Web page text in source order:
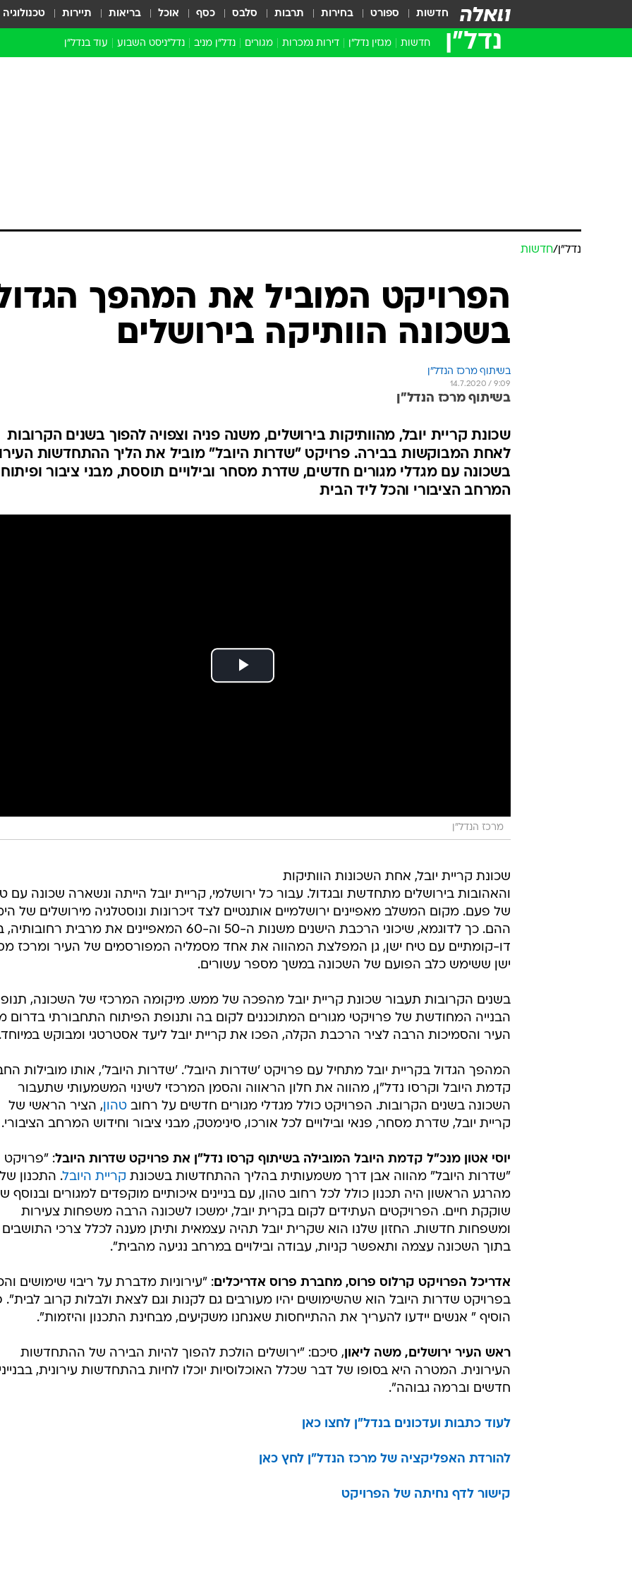
חדשות ספורט בחירות תרבות סלבס כסף אוכל בריאות תיירות טכנולוגיה
נדל״ן חדשות מגזין נדל"ן דירות נמכרות מגורים נדל"ן מניב נדל"ניסט השבוע עוד בנדל״ן
נדל״ן /חדשות
הפרויקט המוביל את המהפך
בשכונה הוותיקה בירושלים
בשיתוף מרכז הנדל"ן
14.7.2020 / 9:09
בשיתוף מרכז הנדל"ן
שכונת קריית יובל, מהוותיקות בירושלים, משנה פניה וצפויה להפוך בשנים הקרובות
לאחת המבוקשות בבירה. פרויקט "שדרות היובל" מוביל את הליך ההתחדשות
בשכונה עם מגדלי מגורים חדשים, שדרת מסחר ובילויים תוססת, מבני ציבור ופיתוח
המרחב הציבורי והכל ליד הבית
מרכז הנדל"ן
שכונת קריית יובל, אחת השכונות הוותיקות
והאהובות בירושלים מתחדשת ובגדול. עבור כל ירושלמי, קריית יובל הייתה ונשארה שכונה עם
של פעם. מקום המשלב מאפיינים ירושלמיים אותנטיים לצד זיכרונות ונוסטלגיה מירושלים של
ההם. כך לדוגמא, שיכוני הרכבת הישנים משנות ה-50 וה-60 המאפיינים את מרבית
דו-קומתיים עם טיח ישן, גן המפלצת המהווה את אחד מסמליה המפורסמים של העיר ומרכז
ישן ששימש כלב הפועם של השכונה במשך מספר עשורים.
בשנים הקרובות תעבור שכונת קריית יובל מהפכה של ממש. מיקומה המרכזי של השכונה,
הבנייה המחודשת של פרויקטי מגורים המתוכננים לקום בה ותנופת הפיתוח התחבורתי בדרום
העיר והסמיכות הרבה לציר הרכבת הקלה, הפכו את קריית יובל ליעד אסטרטגי ומבוקש
המהפך הגדול בקריית יובל מתחיל עם פרויקט 'שדרות היובל'. 'שדרות היובל', אותו מובילות
קדמת היובל וקרסו נדל"ן, מהווה את חלון הראווה והסמן המרכזי לשינוי המשמעותי שתעבור
השכונה בשנים הקרובות. הפרויקט כולל מגדלי מגורים חדשים על רחוב טהון, הציר הראשי של
קריית יובל, שדרת מסחר, פנאי ובילויים לכל אורכו, סינימטק, מבני ציבור וחידוש המרחב הציבורי.
יוסי אטון מנכ"ל קדמת היובל המובילה בשיתוף קרסו נדל"ן את פרויקט שדרות היובל: "פרויקט
"שדרות היובל" מהווה אבן דרך משמעותית בהליך ההתחדשות בשכונת קריית היובל. התכנון
מהרגע הראשון היה תכנון כולל לכל רחוב טהון, עם בניינים איכותיים מוקפדים למגורים ובנוסף
שוקקת חיים. הפרויקטים העתידים לקום בקרית יובל, ימשכו לשכונה הרבה משפחות צעירות
ומשפחות חדשות. החזון שלנו הוא שקרית יובל תהיה עצמאית ותיתן מענה לכלל צרכי התושבים
בתוך השכונה עצמה ותאפשר קניות, עבודה ובילויים במרחב נגיעה מהבית".
אדריכל הפרויקט קרלוס פרוס, מחברת פרוס אדריכלים: "עירוניות מדברת על ריבוי שימושים
בפרויקט שדרות היובל הוא שהשימושים יהיו מעורבים גם לקנות וגם לצאת ולבלות קרוב לבית".
הוסיף " אנשים יידעו להעריך את ההתייחסות שאנחנו משקיעים, מבחינת התכנון והיזמות".
ראש העיר ירושלים, משה ליאון, סיכם: "ירושלים הולכת להפוך להיות הבירה של ההתחדשות
העירונית. המטרה היא בסופו של דבר שכלל האוכלוסיות יוכלו לחיות בהתחדשות עירונית,
חדשים וברמה גבוהה".
לעוד כתבות ועדכונים בנדל"ן לחצו כאן
להורדת האפליקציה של מרכז הנדל"ן לחץ כאן
קישור לדף נחיתה של הפרויקט